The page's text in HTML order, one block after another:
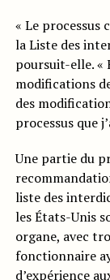
« Le
la Liste des
poursuit-elle. «
modifications
des
processus que
Une partie du
liste des
les États-Unis
organe, avec
fonctionnaire
d’expérience